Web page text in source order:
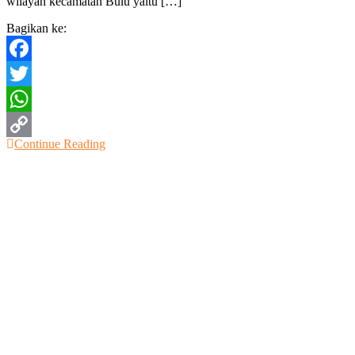
Bagikan ke:
Facebook
Twitter
WhatsApp
Copy
Continue Reading